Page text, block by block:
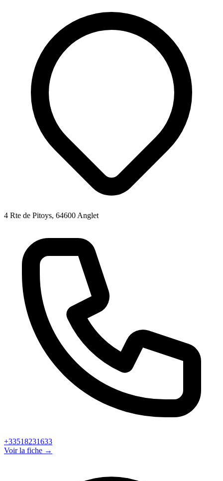
4 Rte de Pitoys, 64600 Anglet
+33518231633
Voir la fiche →